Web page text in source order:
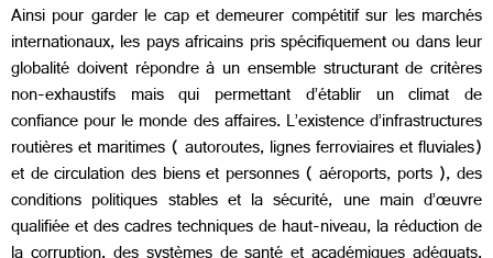
Ainsi pour garder le cap et demeurer compétitif sur les marchés
internationaux, les pays africains pris spécifiquement ou dans leur
globalité doivent répondre à un ensemble structurant de critères
non-exhaustifs mais qui permettant d’établir un climat de
confiance pour le monde des affaires. L’existence d’infrastructures
routières et maritimes ( autoroutes, lignes ferroviaires et fluviales)
et de circulation des biens et personnes ( aéroports, ports ), des
conditions politiques stables et la sécurité, une main d’œuvre
qualifiée et des cadres techniques de haut-niveau, la réduction de